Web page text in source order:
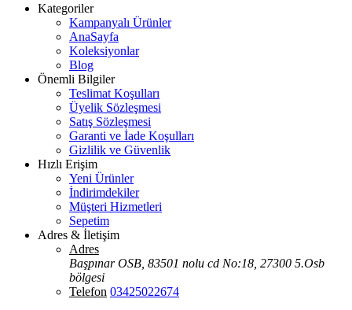
Kategoriler
Kampanyalı Ürünler
AnaSayfa
Koleksiyonlar
Blog
Önemli Bilgiler
Teslimat Koşulları
Üyelik Sözleşmesi
Satış Sözleşmesi
Garanti ve İade Koşulları
Gizlilik ve Güvenlik
Hızlı Erişim
Yeni Ürünler
İndirimdekiler
Müşteri Hizmetleri
Sepetim
Adres & İletişim
Adres
Başpınar OSB, 83501 nolu cd No:18, 27300 5.Osb
bölgesi
Telefon 03425022674